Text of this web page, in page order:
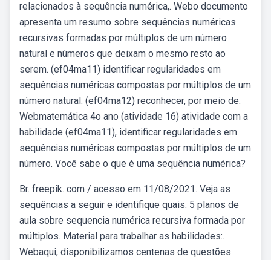
relacionados à sequência numérica,. Webo documento
apresenta um resumo sobre sequências numéricas
recursivas formadas por múltiplos de um número
natural e números que deixam o mesmo resto ao
serem. (ef04ma11) identificar regularidades em
sequências numéricas compostas por múltiplos de um
número natural. (ef04ma12) reconhecer, por meio de.
Webmatemática 4o ano (atividade 16) atividade com a
habilidade (ef04ma11), identificar regularidades em
sequências numéricas compostas por múltiplos de um
número. Você sabe o que é uma sequência numérica?
Br. freepik. com / acesso em 11/08/2021. Veja as
sequências a seguir e identifique quais. 5 planos de
aula sobre sequencia numérica recursiva formada por
múltiplos. Material para trabalhar as habilidades:.
Webaqui, disponibilizamos centenas de questões